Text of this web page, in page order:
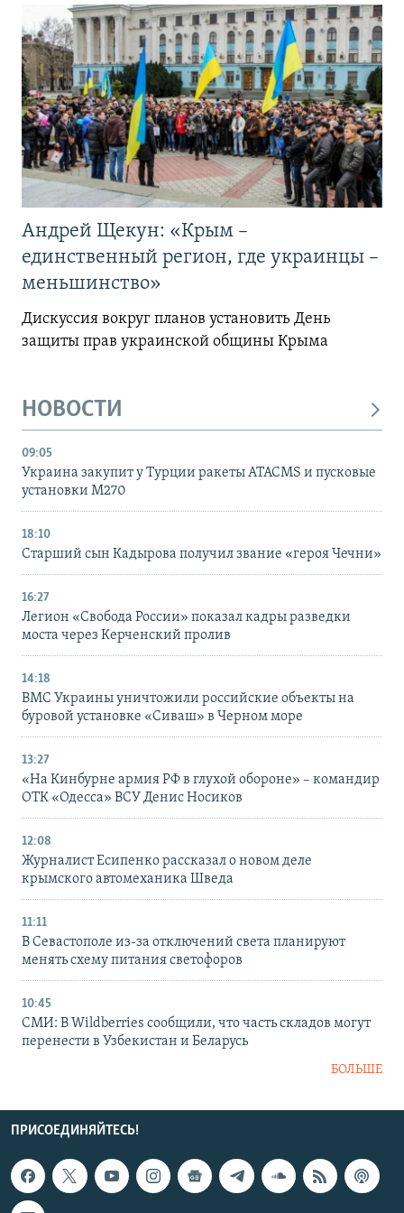
Андрей Щекун: «Крым –
единственный регион, где украинцы –
меньшинство»
Дискуссия вокруг планов установить День
защиты прав украинской общины Крыма
НОВОСТИ
09:05
Украина закупит у Турции ракеты ATACMS и пусковые
установки M270
18:10
Старший сын Кадырова получил звание «героя Чечни»
16:27
Легион «Свобода России» показал кадры разведки
моста через Керченский пролив
14:18
ВМС Украины уничтожили российские объекты на
буровой установке «Сиваш» в Черном море
13:27
«На Кинбурне армия РФ в глухой обороне» – командир
ОТК «Одесса» ВСУ Денис Носиков
12:08
Журналист Есипенко рассказал о новом деле
крымского автомеханика Шведа
11:11
В Севастополе из-за отключений света планируют
менять схему питания светофоров
10:45
СМИ: В Wildberries сообщили, что часть складов могут
перенести в Узбекистан и Беларусь
БОЛЬШЕ
ПРИСОЕДИНЯЙТЕСЬ!